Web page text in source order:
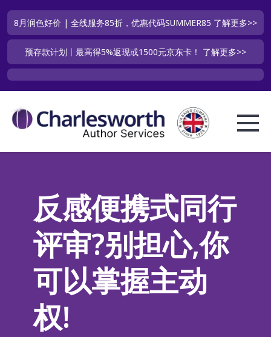
8月润色好价 | 全线服务85折，优惠代码SUMMER85 了解更多>>
预存款计划丨最高得5%返现或1500元京东卡！ 了解更多>>
反感便携式同行
评审?别担心,你
可以掌握主动
权!